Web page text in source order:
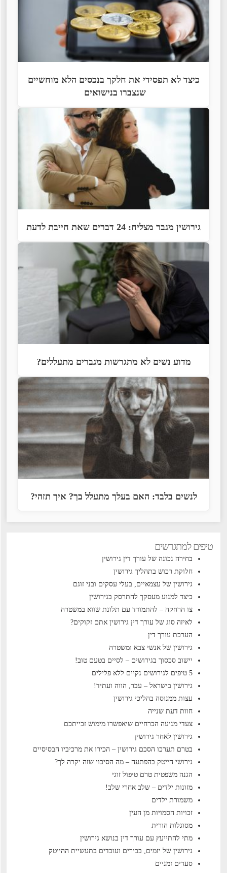
כיצד לא תפסידי את חלקך בנכסים הלא מוחשיים
שנצברו בנישואים
גירושין מגבר מצליח: 24 דברים שאת חייבת לדעת
מדוע נשים לא מתגרשות מגברים מתעללים?
לנשים בלבד: האם בעלך מתעלל בך? איך תזהי?
טיפים למתגרשים
בחירה נכונה של עורך דין גירושין
חלוקת רכוש בתהליך גירושין
גירושין של עצמאיים, בעלי עסקים ובני זוגם
כיצד למנוע מעסקך להתרסק בגירושין
צו הרחקה – להתמודד עם תלונת שווא במשטרה
לאיזה סוג של עורך דין גירושין אתם זקוקים?
הערכת עורך דין
גירושין של אנשי צבא ומשטרה
יישוב סכסוך בגירושים – לסיים בטעם טוב!
5 טיפים לגירושים נקיים ללא פלילים
גירושין בישראל – עבר, הווה ועתיד!
עצות ממנוסה בהליכי גירושין
חוות דעת שנייה
צעדי מניעה הכרחיים שיאפשרו מימוש זכייתכם
גירושין לאחר גירושין
בטרם תערכו הסכם גירושין – הכירו את מרכיביו הבסיסיים
גירושי הייטק בהפתעה – מה הסיכוי שזה יקרה לך?
הגנה משפטית טרם טיפול זוגי
מזונות ילדים – שלב אחרי שלב!
משמורת ילדים
זכויות הסמויות מן העין
מסוגלות הורית
מתי להתייעץ עם עורך דין בנושא גירושין
גירושין של יזמים, בכירים ועובדים בתעשיית ההייטק
סעדים זמניים